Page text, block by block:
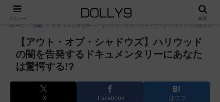
PR
ホーム 洋画 ドキュメンタリー 【アウト・オブ・シャドウズ】ハリウッドの闇を告
【アウト・オブ・シャドウズ】ハリウッド
の闇を告発するドキュメンタリーにあなた
は驚愕する!?
X Facebook はてブ
メニュー 検索